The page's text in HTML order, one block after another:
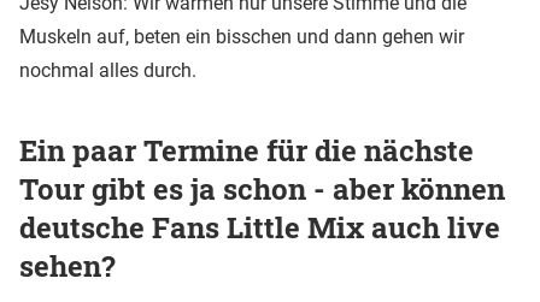
Muskeln auf, beten ein bisschen und dann gehen wir
nochmal alles durch.
Ein paar Termine für die nächste
Tour gibt es ja schon - aber können
deutsche Fans Little Mix auch live
sehen?